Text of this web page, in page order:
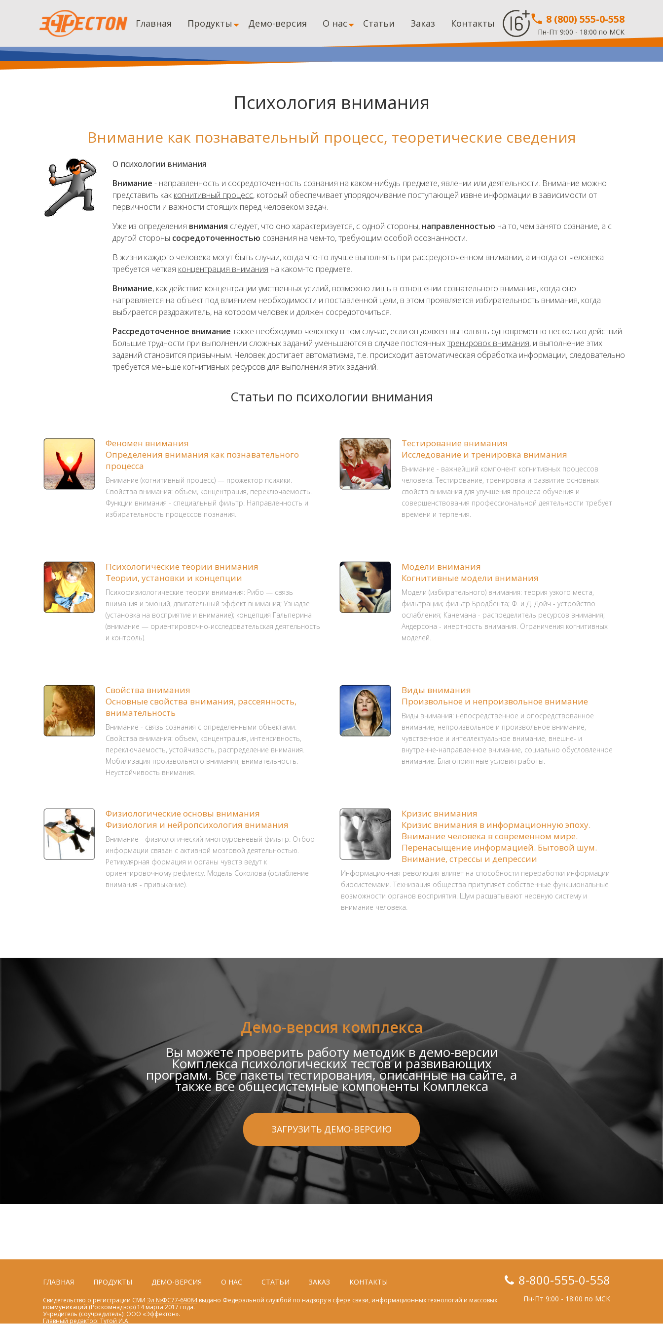
Главная Продукты Демо-версия О нас Статьи Заказ Контакты 8 (800) 555-0-558
Пн-Пт 9:00 - 18:00 по МСК
Психология внимания
Внимание как познавательный процесс, теоретические сведения
О психологии внимания
Внимание - направленность и сосредоточенность сознания на каком-нибудь предмете, явлении или деятельности. Внимание можно
представить как когнитивный процесс, который обеспечивает упорядочивание поступающей извне информации в зависимости от
первичности и важности стоящих перед человеком задач.
Уже из определения внимания следует, что оно характеризуется, с одной стороны, направленностью на то, чем занято сознание, а с
другой стороны сосредоточенностью сознания на чем-то, требующим особой осознанности.
В жизни каждого человека могут быть случаи, когда что-то лучше выполнять при рассредоточенном внимании, а иногда от человека
требуется четкая концентрация внимания на каком-то предмете.
Внимание, как действие концентрации умственных усилий, возможно лишь в отношении сознательного внимания, когда оно
направляется на объект под влиянием необходимости и поставленной цели, в этом проявляется избирательность внимания, когда
выбирается раздражитель, на котором человек и должен сосредоточиться.
Рассредоточенное внимание также необходимо человеку в том случае, если он должен выполнять одновременно несколько действий.
Большие трудности при выполнении сложных заданий уменьшаются в случае постоянныхтренировок внимания, и выполнение этих
заданий становится привычным. Человек достигает автоматизма, т.е. происходит автоматическая обработка информации, следовательно
требуется меньше когнитивных ресурсов для выполнения этих заданий.
Статьи по психологии внимания
Феномен внимания
Определения внимания как познавательного
процесса
Внимание (когнитивный процесс) — прожектор психики.
Свойства внимания: объем, концентрация, переключаемость.
Функции внимания - специальный фильтр. Направленность и
избирательность процессов познания.
Тестирование внимания
Исследование и тренировка внимания
Внимание - важнейший компонент когнитивных процессов
человека. Тестирование, тренировка и развитие основных
свойств внимания для улучшения процеса обучения и
совершенствования профессиональной деятельности требует
времени и терпения.
Психологические теории внимания
Теории, установки и концепции
Психофизиологические теории внимания: Рибо — связь
внимания и эмоций, двигательный эффект внимания; Узнадзе
(установка на восприятие и внимание); концепция Гальперина
(внимание — ориентировочно-исследовательская деятельность
и контроль).
Модели внимания
Когнитивные модели внимания
Модели (избирательного) внимания: теория узкого места,
фильтрации; фильтр Бродбента; Ф. и Д. Дойч - устройство
ослабления; Канемана - распределитель ресурсов внимания;
Андерсона - инертность внимания. Ограничения когнитивных
моделей.
Свойства внимания
Основные свойства внимания, рассеянность,
внимательность
Внимание - связь сознания с определенными объектами.
Свойства внимания: объем, концентрация, интенсивность,
переключаемость, устойчивость, распределение внимания.
Мобилизация произвольного внимания, внимательность.
Неустойчивость внимания.
Виды внимания
Произвольное и непроизвольное внимание
Виды внимания: непосредственное и опосредствованное
внимание, непроизвольное и произвольное внимание,
чувственное и интеллектуальное внимание, внешне- и
внутренне-направленное внимание, социально обусловленное
внимание. Благоприятные условия работы.
Физиологические основы внимания
Физиология и нейропсихология внимания
Внимание - физиологический многоуровневый фильтр. Отбор
информации связан с активной мозговой деятельностью.
Ретикулярная формация и органы чувств ведут к
ориентировочному рефлексу. Модель Соколова (ослабление
внимания - привыкание).
Кризис внимания
Кризис внимания в информационную эпоху.
Внимание человека в современном мире.
Перенасыщение информацией. Бытовой шум.
Внимание, стрессы и депрессии
Информационная революция влияет на способности переработки информации
биосистемами. Технизация общества притупляет собственные функциональные
возможности органов восприятия. Шум расшатывают нервную систему и
внимание человека.
Демо-версия комплекса
Вы можете проверить работу методик в демо-версии
Комплекса психологических тестов и развивающих
программ. Все пакеты тестирования, описанные на сайте, а
также все общесистемные компоненты Комплекса
ЗАГРУЗИТЬ ДЕМО-ВЕРСИЮ
8-800-555-0-558
Пн-Пт 9:00 - 18:00 по МСК
ГЛАВНАЯ ПРОДУКТЫ ДЕМО-ВЕРСИЯ О НАС СТАТЬИ ЗАКАЗ КОНТАКТЫ
Свидетельство о регистрации СМИ Эл №ФС77-69084выдано Федеральной службой по надзору в сфере связи, информационных технологий и массовых
коммуникаций (Роскомнадзор) 14 марта 2017 года.
Учредитель (соучредитель): ООО «Эффектон».
Главный редактор: Тугой И.А.